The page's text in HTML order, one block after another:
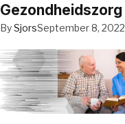
Gezondheidszorg
BySjorsSeptember 8, 2022